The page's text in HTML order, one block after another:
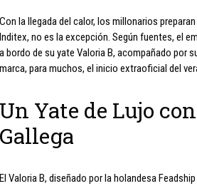
Con la llegada del calor, los millonarios
Inditex, no es la excepción. Según fuentes, el
a bordo de su yate Valoria B, acompañado por
marca, para muchos, el inicio extraoficial del
Un Yate de Lujo
Gallega
El Valoria B, diseñado por la holandesa